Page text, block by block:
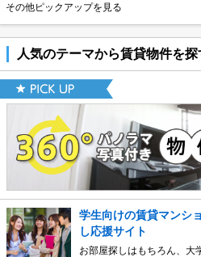
その他ピックアップを見る
人気のテーマから賃貸物件を探
学生向けの賃貸マンシ
し応援サイト
お部屋探しはもちろん、大